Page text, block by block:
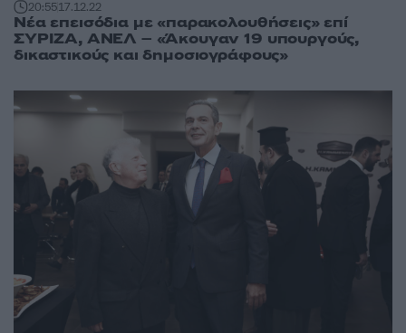
20:5517.12.22
Νέα επεισόδια με «παρακολουθήσεις» επί
ΣΥΡΙΖΑ, ΑΝΕΛ – «Άκουγαν 19 υπουργούς,
δικαστικούς και δημοσιογράφους»